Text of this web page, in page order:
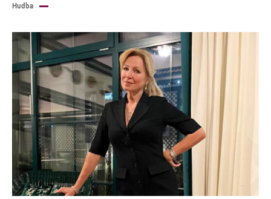
Hudba